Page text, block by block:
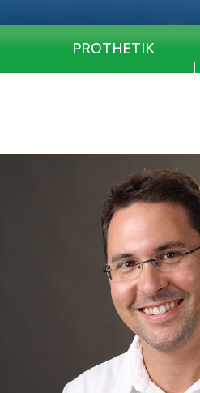
PROTHETIK